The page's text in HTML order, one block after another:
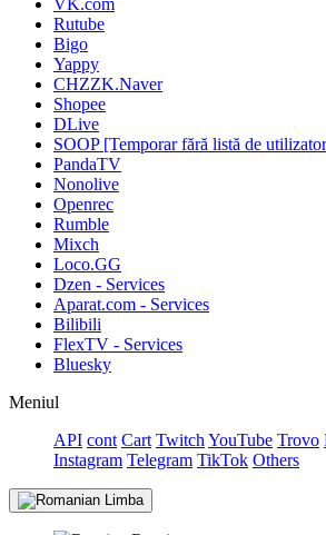
VK.com
Rutube
Bigo
Yappy
CHZZK.Naver
Shopee
DLive
SOOP [Temporar fără listă de
PandaTV
Nonolive
Openrec
Rumble
Mixch
Loco.GG
Dzen - Services
Aparat.com - Services
Bilibili
FlexTV - Services
Bluesky
Meniul
API cont Cart Twitch YouTube Trovo
Instagram Telegram TikTok Others
Limba